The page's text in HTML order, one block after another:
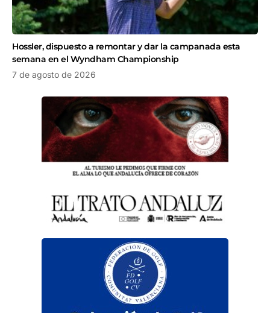
Hossler, dispuesto a remontar y dar la campanada esta
semana en el Wyndham Championship
7 de agosto de 2026